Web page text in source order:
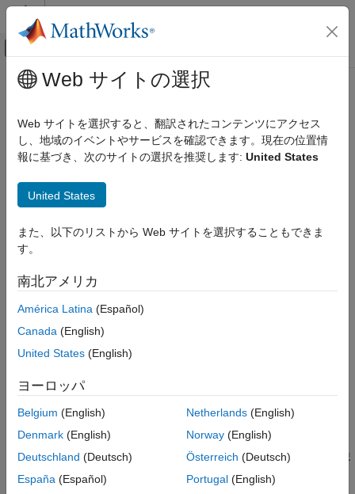
コンテンツへスキップ
オフキャンバス ナビゲーション メ
ドキュメンテーションのホーム
数学
線形代数
ldl
項目一覧
説明
入力引数
参照
拡張機能
参考
メインコンテンツ
ldl
エルミート不定値行列のブロック LDL 分解
構文
[L,D] = ldl(A)
[L,D] = ldl(A,triangle)
[L,D,P] = ldl(
[L,D,P] = ldl(S)
[L,D,P,C] = ldl(S,tol)
[___ ] = ldl(___,triangle)
説明
非スパース データ
[L,D] = ldl(A)は、 A = L*D*L'を満たすように、完全な行列
を置換された下三角行列 とブロック対角行列Dに因数分解しま
す。
Web サイトの選択
Web サイトを選択すると、翻訳されたコンテンツにアクセス
し、地域のイベントやサービスを確認できます。現在の位置情
報に基づき、次のサイトの選択を推奨します: United States
United States
また、以下のリストから Web サイトを選択することもできま
す。
南北アメリカ
América Latina (Español)
Canada (English)
United States (English)
ヨーロッパ
Belgium (English)
Denmark (English)
Deutschland (Deutsch)
España (Español)
Netherlands(English)
Norway(English)
Österreich (Deutsch)
Portugal(English)